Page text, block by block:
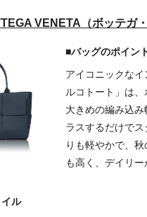
VENETA（ボッテガ
■バッグのポイン
アイコニックな
ルコトート」は
大きめの編み込
ラスするだけで
りも軽やかで、
も高く、デイリー
ル